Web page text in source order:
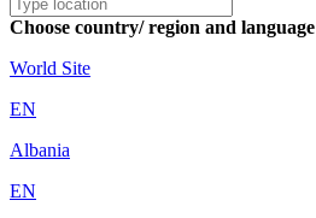
Choose country/ region and language
World Site
EN
Albania
EN